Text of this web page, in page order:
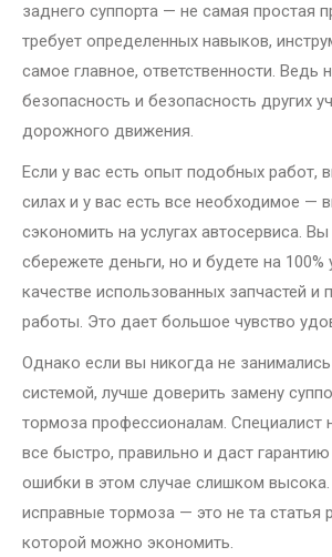
заднего суппорта — не самая простая
требует определенных навыков,
самое главное, ответственности. Ведь
безопасность и безопасность других
дорожного движения.
Если у вас есть опыт подобных работ,
силах и у вас есть все необходимое —
сэкономить на услугах автосервиса.
сбережете деньги, но и будете на 100%
качестве использованных запчастей и
работы. Это дает большое чувство
Однако если вы никогда не
системой, лучше доверить замену
тормоза профессионалам. Специалист
все быстро, правильно и даст
ошибки в этом случае слишком
исправные тормоза — это не та статья
которой можно экономить.